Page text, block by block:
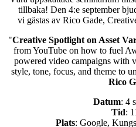
tillbaka! Den 4:e september
vi gästas av Rico Gade,
"Creative Spotlight on Asset
from YouTube on how to fuel
powered video campaigns with
style, tone, focus, and theme to
Rico
Datum: 4
Tid:
Plats: Google,